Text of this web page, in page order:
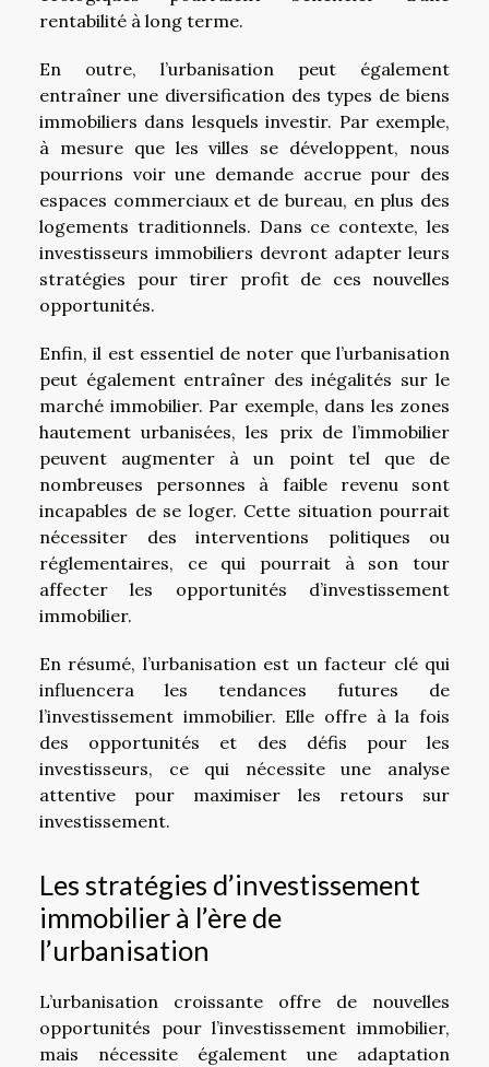
rentabilité à long terme.
En outre, l’urbanisation peut également
entraîner une diversification des types de biens
immobiliers dans lesquels investir. Par exemple,
à mesure que les villes se développent, nous
pourrions voir une demande accrue pour des
espaces commerciaux et de bureau, en plus des
logements traditionnels. Dans ce contexte, les
investisseurs immobiliers devront adapter leurs
stratégies pour tirer profit de ces nouvelles
opportunités.
Enfin, il est essentiel de noter que l’urbanisation
peut également entraîner des inégalités sur le
marché immobilier. Par exemple, dans les zones
hautement urbanisées, les prix de l’immobilier
peuvent augmenter à un point tel que de
nombreuses personnes à faible revenu sont
incapables de se loger. Cette situation pourrait
nécessiter des interventions politiques ou
réglementaires, ce qui pourrait à son tour
affecter les opportunités d’investissement
immobilier.
En résumé, l’urbanisation est un facteur clé qui
influencera les tendances futures de
l’investissement immobilier. Elle offre à la fois
des opportunités et des défis pour les
investisseurs, ce qui nécessite une analyse
attentive pour maximiser les retours sur
investissement.
Les stratégies d’investissement
immobilier à l’ère de
l’urbanisation
L’urbanisation croissante offre de nouvelles
opportunités pour l’investissement immobilier,
mais nécessite également une adaptation